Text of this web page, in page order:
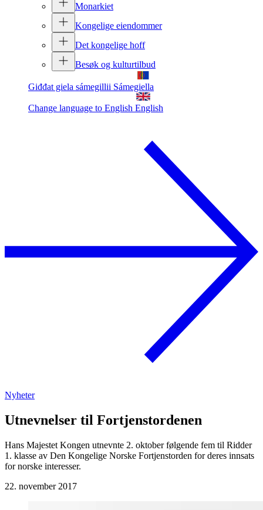
Monarkiet
Kongelige eiendommer
Det kongelige hoff
Besøk og kulturtilbud
Giđđat giela sámegillii Sámegiella
Change language to English English
Nyheter
Utnevnelser til Fortjenstordenen
Hans Majestet Kongen utnevnte 2. oktober følgende fem til Ridder
1. klasse av Den Kongelige Norske Fortjenstorden for deres innsats
for norske interesser.
22. november 2017